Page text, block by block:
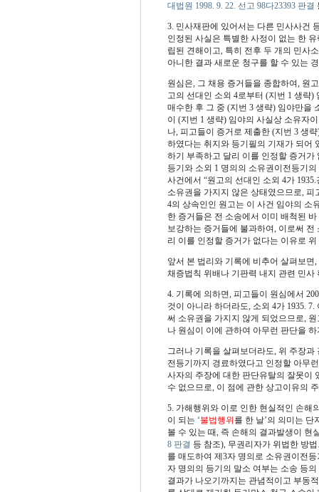
대법원 1998. 9. 22. 선고 98다23393 판결
3. 민사재판에 있어서는 다른 민사사건
인정된 사실은 특별한 사정이 없는 한
립된 견해이고, 특히 전후 두 개의 민사
아니한 결과 새로운 청구를 할 수 있는
원심은, 그 채용 증거들을 종합하여, 원
고의 선대인 소외 4로부터 (지번 1 생략)
매수한 후 그 중 (지번 3 생략) 임야만을
이 (지번 1 생략) 임야의 사실상 소유자
나, 피고들이 증거로 제출한 (지번 3 생
하였다는 취지와 등기필의 기재가 되어
하기 부족하고 달리 이를 인정할 증거
등기와 소외 1 명의의 소유권이전등기
사건에서 “원고의 선대인 소외 4가
소유권을 가지지 않은 상태였으므로,
4의 상속인인 원고는 이 사건 임야의 소
한 증거들은 전 소송에서 이미 배척된
보강하는 증거들에 불과하여, 이로써
리 이를 인정할 증거가 없다는 이유로
앞서 본 법리와 기록에 비추어 살펴보
채증법칙 위배나 기판력 내지 관련 민
4. 기록에 의하면, 피고들이 원심에서
것이 아니라 하더라도, 소외 4가 1935.
써 소유권을 가지지 않게 되었으므로,
나 원심이 이에 관하여 아무런 판단을
그러나 기록을 살펴보더라도, 위 주장과
전등기까지 경료하였다고 인정할 아무
사자의 주장에 대한 판단유탈의 잘못이
수 없으므로, 이 점에 관한 상고이유의
5. 가해행위와 이로 인한 현실적인 손해
이 되는 ‘불법행위 를 한 날’의 의미는
볼 수 있는 때, 즉 손해의 결과발생이 현
8 판결 등 참조), 무권리자가 위법한 방
를 매도하여 제3자 명의로 소유권이전
자 명의의 등기의 말소 여부는 소송 등
결과가 나오기까지는 관념적이고 부동